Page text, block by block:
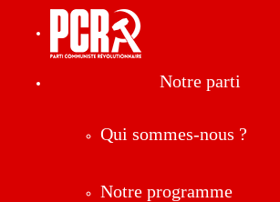
Notre parti
Qui sommes-nous ?
Notre programme